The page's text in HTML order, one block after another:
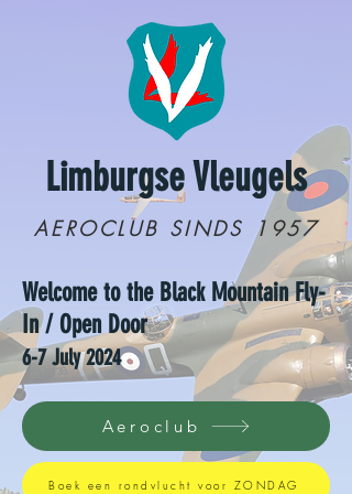
Limburgse Vleugels
AEROCLUB SINDS 1957
Welcome to the Black Mountain Fly-
In / Open Door
6-7July 2024
Aeroclub
Boek een rondvlucht voor ZONDAG